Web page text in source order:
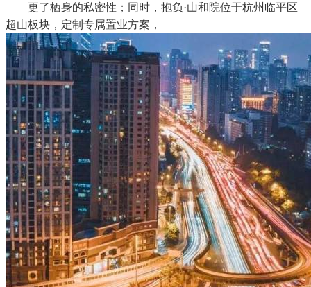
更了栖身的私密性；同时，抱负·山和院位于杭州临平区
超山板块，定制专属置业方案，